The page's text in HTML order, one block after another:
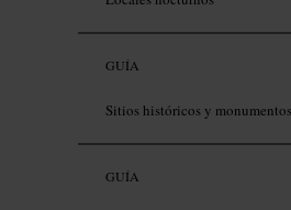
GUÍA
Sitios históricos y monumentos
GUÍA